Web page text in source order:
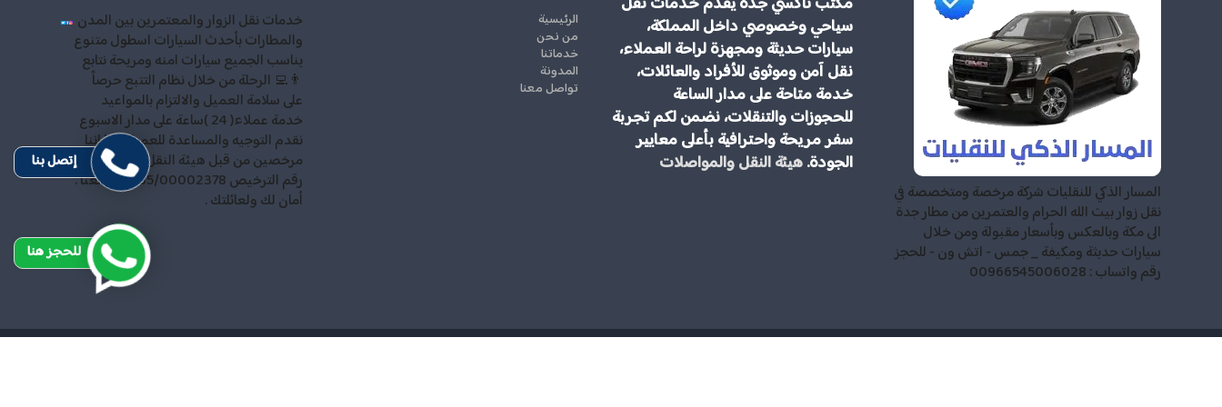
المسار الذكي للنقليات شركة مرخصة ومتخصصة في
نقل زوار بيت الله الحرام والعتمرين من مطار جدة
الى مكة وبالعكس وبأسعار مقبولة ومن خلال
سيارات حديثة ومكيفة _ جمس - اتش ون - للحجز
رقم واتساب : 00966545006028
سياحي وخصوصي داخل المملكة،
سيارات حديثة ومجهزة لراحة العملاء،
نقل آمن وموثوق للأفراد والعائلات،
خدمة متاحة على مدار الساعة
للحجوزات والتنقلات، نضمن لكم تجربة
سفر مريحة واحترافية بأعلى معايير
الجودة.هيئة النقل والمواصلات
الرئيسية
من نحن
خدماتنا
المدونة
تواصل معنا
خدمات نقل الزوار والمعتمرين بين المدن
والمطارات بأحدث السيارات اسطول متنوع
يناسب الجميع سيارات امنه ومريحة نتابع
👨‍💻 الرحلة من خلال نظام التتبع حرصاً
على سلامة العميل والالتزام بالمواعيد
خدمة عملاء( 24 )ساعة على مدار الاسبوع
نقدم التوجيه والمساعدة للعميل كما اننا
مرخصين من قبل هيئة النقل والمواصلات
رقم الترخيص 35/00002378 احجز معنا .
أمان لك ولعائلتك .
إتصل بنا
للحجز هنا